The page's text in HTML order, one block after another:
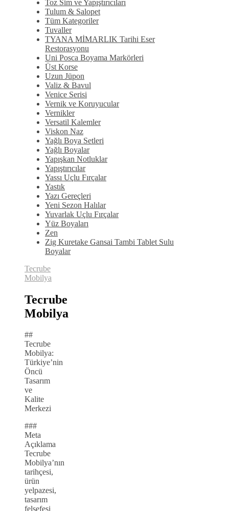
Toz Sim ve Yapıştırıcıları
Tulum & Salopet
Tüm Kategoriler
Tuvaller
TYANA MİMARLIK Tarihi Eser
Restorasyonu
Uni Posca Boyama Markörleri
Üst Korse
Uzun Jüpon
Valiz & Bavul
Venice Serisi
Vernik ve Koruyucular
Vernikler
Versatil Kalemler
Viskon Naz
Yağlı Boya Setleri
Yağlı Boyalar
Yapışkan Notluklar
Yapıştırıcılar
Yassı Uçlu Fırçalar
Yastık
Yazı Gereçleri
Yeni Sezon Halılar
Yuvarlak Uçlu Fırçalar
Yüz Boyaları
Zen
​Zig Kuretake Gansai Tambi Tablet Sulu
Boyalar
Tecrube
Mobilya
Tecrube
Mobilya
##
Tecrube
Mobilya:
Türkiye’nin
Öncü
Tasarım
ve
Kalite
Merkezi
###
Meta
Açıklama
Tecrube
Mobilya’nın
tarihçesi,
ürün
yelpazesi,
tasarım
felsefesi